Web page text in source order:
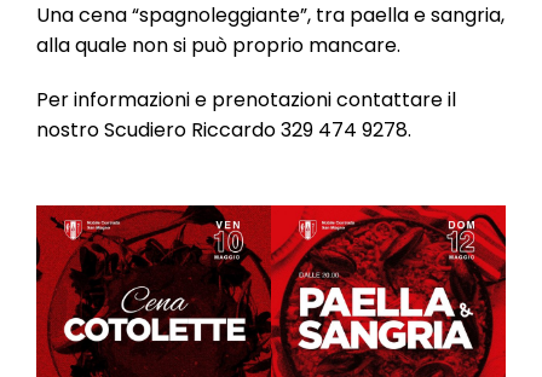
Una cena “spagnoleggiante”, tra paella e sangria,
alla quale non si può proprio mancare.
Per informazioni e prenotazioni contattare il
nostro Scudiero Riccardo 329 474 9278.